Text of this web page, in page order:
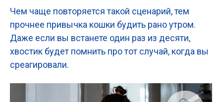
Чем чаще повторяется такой сценарий, тем
прочнее привычка кошки будить рано утром.
Даже если вы встанете один раз из десяти,
хвостик будет помнить про тот случай, когда вы
среагировали.